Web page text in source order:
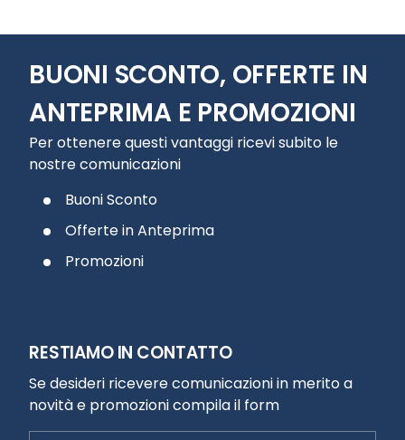
BUONI SCONTO, OFFERTE IN
ANTEPRIMA E PROMOZIONI
Per ottenere questi vantaggi ricevi subito le
nostre comunicazioni
Buoni Sconto
Offerte in Anteprima
Promozioni
RESTIAMO IN CONTATTO
Se desideri ricevere comunicazioni in merito a
novità e promozioni compila il form